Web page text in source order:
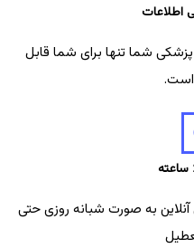
اطلاعات
شما تنها برای شما قابل
به صورت شبانه روزی حتی